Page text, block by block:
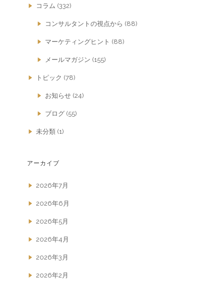
コラム (332)
コンサルタントの視点から (88)
マーケティングヒント (88)
メールマガジン (155)
トピック (78)
お知らせ (24)
ブログ (55)
未分類 (1)
アーカイブ
2026年7月
2026年6月
2026年5月
2026年4月
2026年3月
2026年2月